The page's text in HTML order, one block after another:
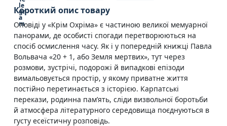
Короткий опис товару
Оповіді у «Крім Охріма» є частиною великої мемуарної
панорами, де особисті спогади перетворюються на
спосіб осмислення часу. Як і у попередній книжці Павла
Вольвача «20 + 1, або Земля мертвих», тут через
розмови, зустрічі, подорожі й випадкові епізоди
вимальовується простір, у якому приватне життя
постійно перетинається з історією. Карпатські
перекази, родинна пам’ять, сліди визвольної боротьби
й атмосфера літературного середовища поєднуються в
густу есеїстичну розповідь.